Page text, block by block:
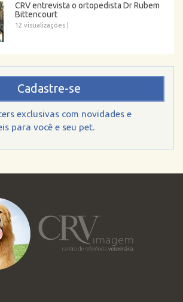
CRV entrevista o ortopedista Dr Rubem
Bittencourt
12 visualizações
Cadastre-se
exclusivas com novidades e
para você e seu pet.